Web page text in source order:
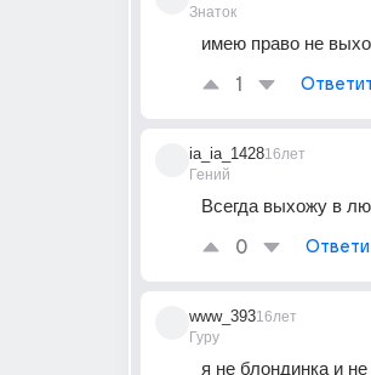
Знаток
имею право не
1
ia_ia_1428
Гений
16лет
Всегда выхожу в
0
www_393
Гуру
16лет
я не блондинка и